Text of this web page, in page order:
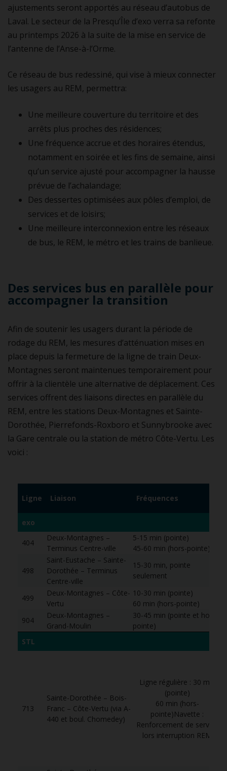
ajustements seront apportés au réseau d’autobus de
Laval. Le secteur de la Presqu’Île d’exo verra sa refonte
au printemps 2026 à la suite de la mise en service de
l’antenne de l’Anse-à-l’Orme.
Ce réseau de bus redessiné, qui vise à mieux connecter
les usagers au REM, permettra:
Une meilleure couverture du territoire et des
arrêts plus proches des résidences;
Une fréquence accrue et des horaires étendus,
notamment en soirée et les fins de semaine, ainsi
qu’un service ajusté pour accompagner la hausse
prévue de l’achalandage;
Des dessertes optimisées aux pôles d’emploi, de
services et de loisirs;
Une meilleure interconnexion entre les réseaux
de bus, le REM, le métro et les trains de banlieue.
Des services bus en parallèle pour
accompagner la transition
Afin de soutenir les usagers durant la période de
rodage du REM, les mesures d’atténuation mises en
place depuis la fermeture de la ligne de train Deux-
Montagnes seront maintenues temporairement pour
offrir à la clientèle une alternative de déplacement. Ces
services offrent des liaisons directes en parallèle du
REM, entre les stations Deux-Montagnes et Sainte-
Dorothée, Pierrefonds-Roxboro et Sunnybrooke avec
la Gare centrale ou la station de métro Côte-Vertu. Les
voici :
Ligne Liaison Fréquences
exo
404
Deux-Montagnes –
Terminus Centre-ville
5-15 min (pointe)
45-60 min (hors-pointe)
498
Saint-Eustache – Sainte-
Dorothée – Terminus
Centre-ville
15-30 min, pointe
seulement
499
Deux-Montagnes – Côte-
Vertu
10-30 min (pointe)
60 min (hors-pointe)
904
Deux-Montagnes –
Grand-Moulin
30-45 min (pointe et hors-
pointe)
STL
713
Sainte-Dorothée – Bois-
Franc – Côte-Vertu (via A-
440 et boul. Chomedey)
Ligne régulière : 30 min
(pointe)
60 min (hors-
pointe)Navette :
Renforcement de service
lors interruption REM